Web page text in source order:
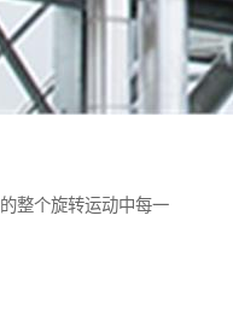
整个旋转运动中每一